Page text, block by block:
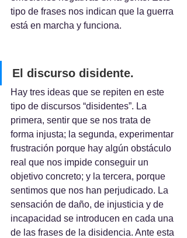
tipo de frases nos indican que la guerra
está en marcha y funciona.
El discurso disidente.
Hay tres ideas que se repiten en este
tipo de discursos “disidentes”. La
primera, sentir que se nos trata de
forma injusta; la segunda, experimentar
frustración porque hay algún obstáculo
real que nos impide conseguir un
objetivo concreto; y la tercera, porque
sentimos que nos han perjudicado. La
sensación de daño, de injusticia y de
incapacidad se introducen en cada una
de las frases de la disidencia. Ante esta